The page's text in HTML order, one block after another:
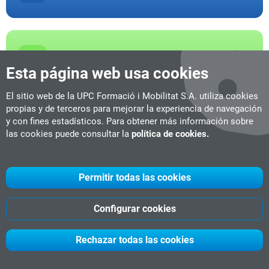
Esta página web usa cookies
El sitio web de la UPC Formació i Mobilitat S.A. utiliza cookies
propias y de terceros para mejorar la experiencia de navegación
y con fines estadísticos. Para obtener más información sobre
las cookies puede consultar la política de cookies.
Rechazar todas las cookies
Configurar cookies
Permitir todas las cookies
Informática y Comunicaciones
El Campus
Quiénes somos